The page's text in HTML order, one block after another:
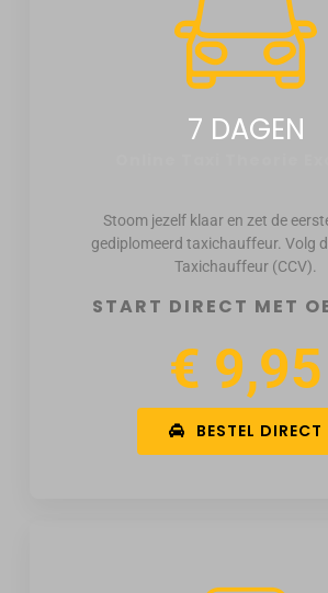
7 DAGEN
Stoom jezelf klaar en zet de
gediplomeerd taxichauffeur. Volg
Taxichauffeur (CCV).
START DIRECT MET
€ 9,95
BESTEL DIRECT